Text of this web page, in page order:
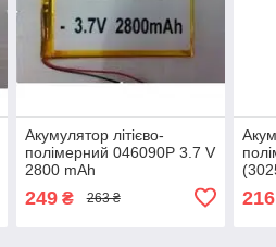
Акумулятор літієво-
полімерний 046090P 3.7 V
2800 mAh
249₴ 263 ₴ 216